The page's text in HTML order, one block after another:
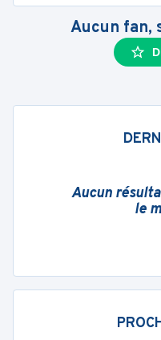
Aucun fan,
Aucun
le